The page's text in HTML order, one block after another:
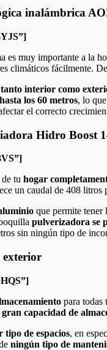
inalámbrica
es muy importante a la
climáticos fácilmente.
interior como
los 60 metros, lo
el correcto
Hidro Boost
tu hogar
un caudal de 408
que permite
pulverizadora se
sin ningún tipo de
para todas
gran capacidad de
tipo de espacios, en
ningún tipo de